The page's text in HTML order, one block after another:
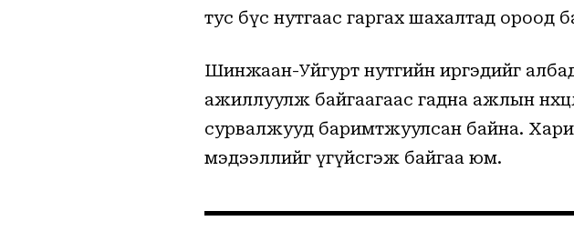
тус бүс нутгаас гаргах шахалтад ороод
Шинжаан-Уйгурт нутгийн иргэдийг
ажиллуулж байгаагаас гадна ажлын
сурвалжууд баримтжуулсан байна.
мэдээллийг үгүйсгэж байгаа юм.